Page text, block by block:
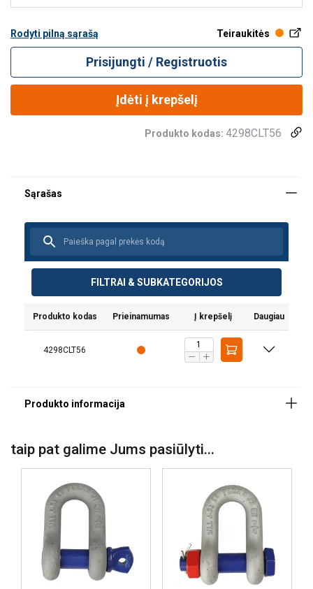
Rodyti pilną sąrašą Teiraukitės
Prisijungti / Registruotis
Įdėti į krepšelį
Produkto kodas: 4298CLT56
FILTRAI & SUBKATEGORIJOS
Produkto kodas Prieinamumas Į krepšelį Daugiau
4298CLT56
Padengimas:
Klasė:
taip pat galime Jums pasiūlyti...